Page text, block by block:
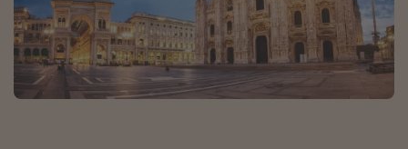
Reiseziele
Alle Reiseziele
Bodensee Urlaub
Gozo Urlaub